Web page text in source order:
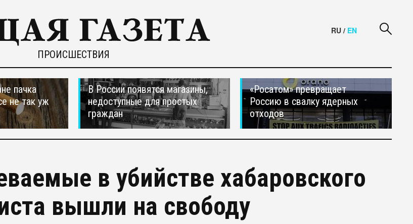
ПРОИСШЕСТВИЯ
RU / EN
пачка
не так уж
В России появятся магазины,
недоступные для простых
граждан
«Росатом» превращает
Россию в свалку ядерных
отходов
в убийстве хабаровского
вышли на свободу